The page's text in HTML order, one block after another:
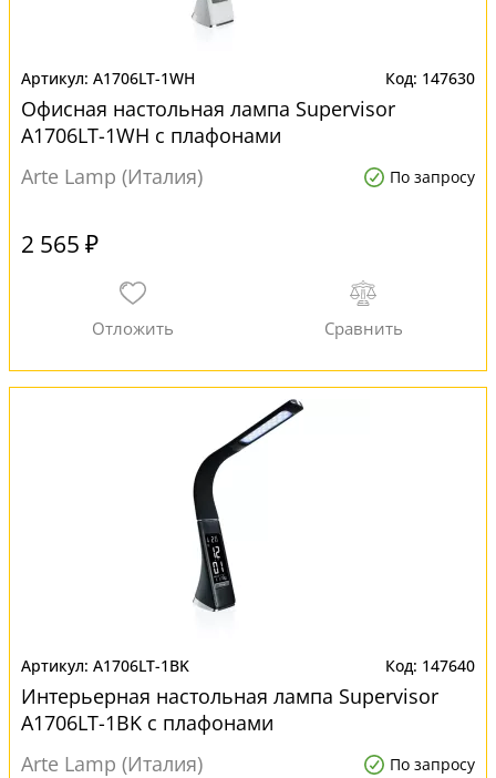
A1706LT-1WH 147630
Офисная настольная лампа Supervisor
A1706LT-1WH с плафонами
Arte Lamp (Италия)
По запросу
2 565 ₽
A1706LT-1BK 147640
Интерьерная настольная лампа Supervisor
A1706LT-1BK с плафонами
Arte Lamp (Италия)
По запросу